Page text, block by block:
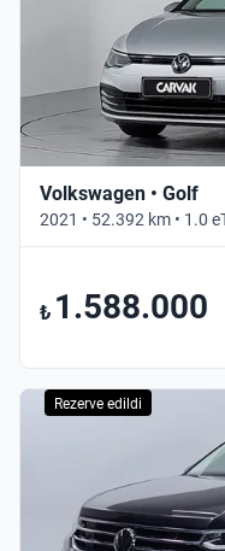
Volkswagen • Golf
2021 • 52.392 km • 1.0
₺ 1.588.000
Rezerve edildi